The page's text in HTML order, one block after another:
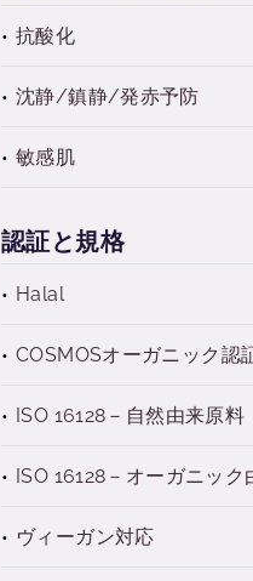
抗酸化
沈静/鎮静/発赤予防
敏感肌
認証と規格
Halal
COSMOSオーガニック認
ISO 16128－自然由来原料
ISO 16128－オーガニック
ヴィーガン対応